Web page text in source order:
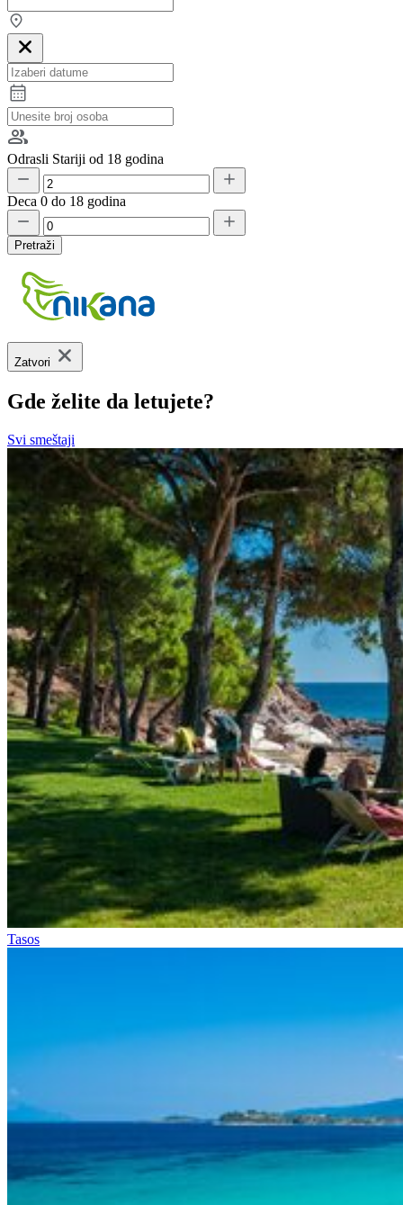
Odrasli Stariji od 18 godina
Deca 0 do 18 godina
Pretraži
Zatvori
Gde želite da letujete?
Svi smeštaji
Tasos